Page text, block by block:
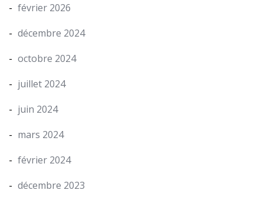
février 2026
décembre 2024
octobre 2024
juillet 2024
juin 2024
mars 2024
février 2024
décembre 2023